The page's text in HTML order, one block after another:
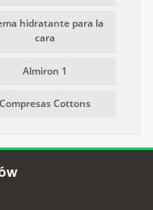
hidratante para la
cara
Almiron 1
Compresas Cottons